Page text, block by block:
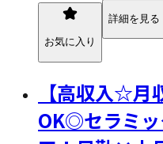
お気に入り
詳細を見る
【高収入☆月
OK◎セラミッ